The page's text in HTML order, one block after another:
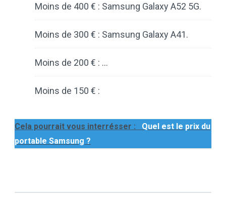
Moins de 400 € : Samsung Galaxy A52 5G.
Moins de 300 € : Samsung Galaxy A41.
Moins de 200 € : …
Moins de 150 € :
Cela pourrait vous interrésser :
Quel est le prix du
portable Samsung ?